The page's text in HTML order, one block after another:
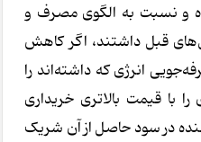
و نسبت به الگوی مصرف و
قبل داشتند، اگر کاهش
انرژی که داشته‌اند را
با قیمت بالاتری خریداری
در سود حاصل از آن شریک